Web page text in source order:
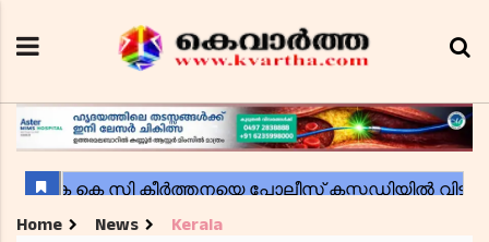
Home News Kerala